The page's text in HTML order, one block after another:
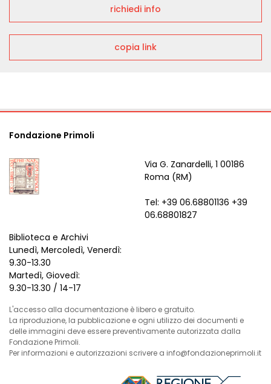
richiedi info
copia link
Fondazione Primoli
Via G. Zanardelli, 1 00186
Roma (RM)
Tel: +39 06.68801136 +39
06.68801827
Biblioteca e Archivi
Lunedì, Mercoledì, Venerdì:
9.30-13.30
Martedì, Giovedì:
9.30-13.30 / 14-17
L'accesso alla documentazione è libero e gratuito.
La riproduzione, la pubblicazione e ogni utilizzo dei documenti e
delle immagini deve essere preventivamente autorizzata dalla
Fondazione Primoli.
Per informazioni e autorizzazioni scrivere a info@fondazioneprimoli.it